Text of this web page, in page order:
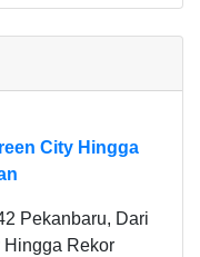
City Hingga
Pekanbaru, Dari
Hingga Rekor